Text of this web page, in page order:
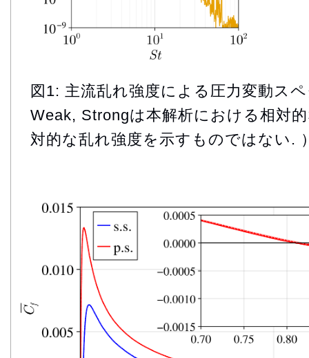
図1: 主流乱れ強度による圧力変動ス
Weak, Strongは本解析における相対
対的な乱れ強度を示すものではない.